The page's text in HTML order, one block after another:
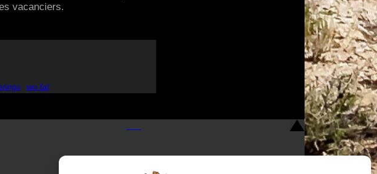
vacanciers.
wo fat